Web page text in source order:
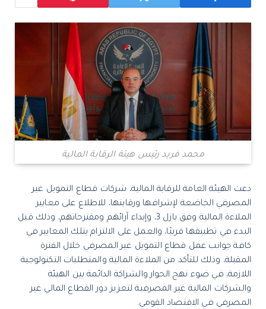
محمد فريد رئيس هيئة الرقابة المالية
دعت الهيئة العامة للرقابة المالية، شركات قطاع التمويل غير
المصرفي الخاضعة لإشرافها ورقابتها، للاطلاع على معايير
الملاءة المالية وفق بازل 3، وإبداء آرائهم ومقترحاتهم، وذلك قبل
البدء في تطبيقها قريبًا، والعمل على الالتزام بتلك المعايير في
كافة جوانب عمل قطاع التمويل غير المصرفي خلال الفترة
المقبلة، وذلك للتأكد من الملاءة المالية والمتطلبات التكنولوجية
اللازمة، في ضوء نهج الحوار والشراكة الدائمة بين الهيئة
والشركات المالية غير المصرفية لتعزيز دور القطاع المالي غير
المصرفي في الاقتصاد القومي.